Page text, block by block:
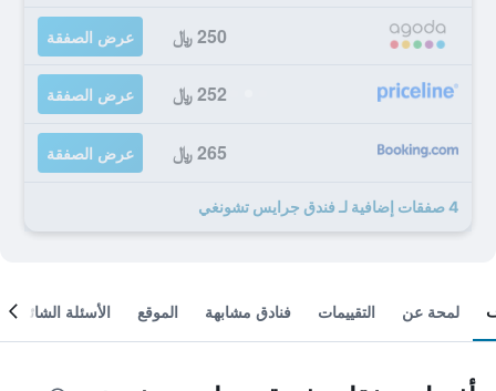
250 ﷼ عرض الصفقة
252 ﷼ عرض الصفقة
265 ﷼ عرض الصفقة
4 صفقات إضافية لـ فندق جرايس تشونغي
لمحة عن التقييمات فنادق مشابهة الموقع الأسئلة الشائعة